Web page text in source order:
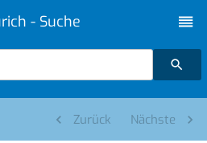
- Suche
Zurück Nächste